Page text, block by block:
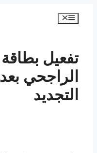
المحتوى
القائمة
تفعيل بطاقة
الراجحي بعد
التجديد